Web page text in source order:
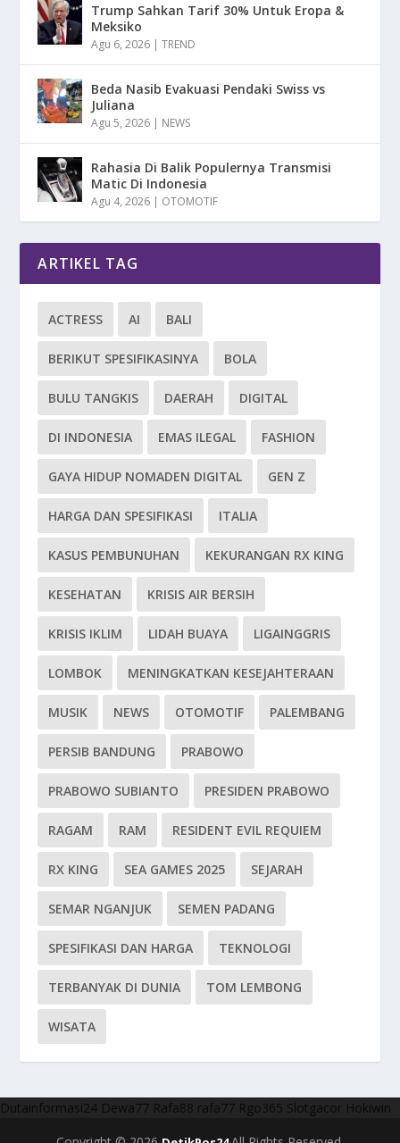
Trump Sahkan Tarif 30% Untuk Eropa &
Meksiko
Agu 6, 2026 |TREND
Beda Nasib Evakuasi Pendaki Swiss vs
Juliana
Agu 5, 2026 | NEWS
Rahasia Di Balik Populernya Transmisi
Matic Di Indonesia
Agu 4, 2026 | OTOMOTIF
ARTIKEL TAG
ACTRESS AI BALI
BERIKUT SPESIFIKASINYA BOLA
BULU TANGKIS DAERAH DIGITAL
DI INDONESIA EMAS ILEGAL FASHION
GAYA HIDUP NOMADEN DIGITAL GEN Z
HARGA DAN SPESIFIKASI ITALIA
KASUS PEMBUNUHAN KEKURANGAN RX KING
KESEHATAN KRISIS AIR BERSIH
KRISIS IKLIM LIDAH BUAYA LIGAINGGRIS
LOMBOK MENINGKATKAN KESEJAHTERAAN
MUSIK NEWS OTOMOTIF PALEMBANG
PERSIB BANDUNG PRABOWO
PRABOWO SUBIANTO PRESIDEN PRABOWO
RAGAM RAM RESIDENT EVIL REQUIEM
RX KING SEA GAMES 2025 SEJARAH
SEMAR NGANJUK SEMEN PADANG
SPESIFIKASI DAN HARGA TEKNOLOGI
TERBANYAK DI DUNIA TOM LEMBONG
WISATA
Dutainformasi24 Dewa77 Rafa88 rafa77 Rgo365 Slotgacor Hokiwin